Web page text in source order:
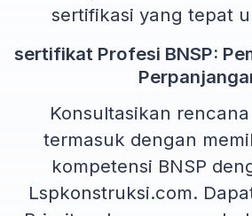
sertifikasi yang tepat
sertifikat Profesi BNSP:
Konsultasikan
termasuk dengan
kompetensi BNSP
Lspkonstruksi.com.